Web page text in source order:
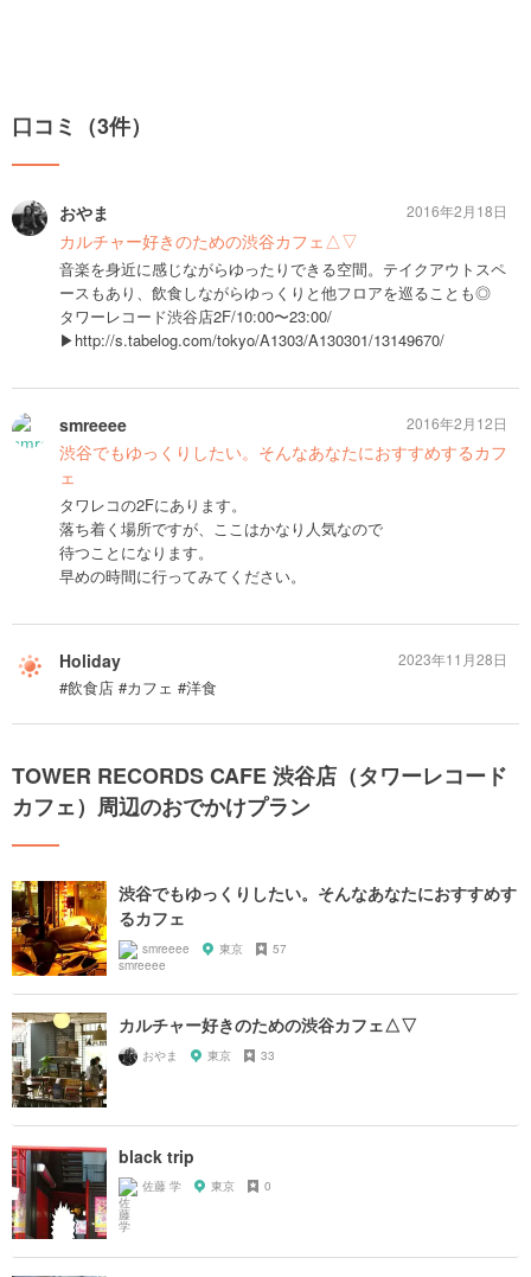
口コミ（3件）
おやま
カルチャー好きのための渋谷カフェ△▽
音楽を身近に感じながらゆったりできる空間。テイクアウトスペ
ースもあり、飲食しながらゆっくりと他フロアを巡ることも◎
タワーレコード渋谷店2F/10:00〜23:00/
▶︎http://s.tabelog.com/tokyo/A1303/A130301/13149670/
2016年2月18日
smreeee
渋谷でもゆっくりしたい。そんなあなたにおすすめするカフ
ェ
タワレコの2Fにあります。
落ち着く場所ですが、ここはかなり人気なので
待つことになります。
早めの時間に行ってみてください。
2016年2月12日
Holiday
#飲食店 #カフェ #洋食
2023年11月28日
TOWER RECORDS CAFE 渋谷店（タワーレコード
カフェ）周辺のおでかけプラン
渋谷でもゆっくりしたい。そんなあなたにおすすめす
るカフェ
smreeee 東京 57
カルチャー好きのための渋谷カフェ△▽
おやま 東京 33
black trip
佐藤 学 東京 0